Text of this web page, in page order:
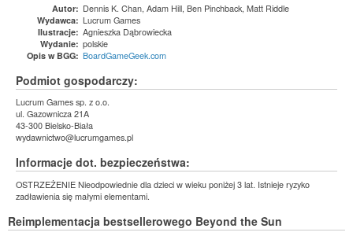
Autor: Dennis K. Chan, Adam Hill, Ben Pinchback, Matt Riddle
Wydawca: Lucrum Games
Ilustracje: Agnieszka Dąbrowiecka
Wydanie: polskie
Opis w BGG: BoardGameGeek.com
Podmiot gospodarczy:
Lucrum Games sp. z o.o.
ul. Gazownicza 21A
43-300 Bielsko-Biała
wydawnictwo@lucrumgames.pl
Informacje dot. bezpieczeństwa:
OSTRZEŻENIE Nieodpowiednie dla dzieci w wieku poniżej 3 lat. Istnieje ryzyko
zadławienia się małymi elementami.
Reimplementacja bestsellerowego Beyond the Sun